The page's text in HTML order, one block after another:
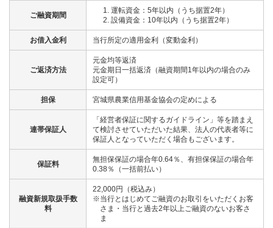
ご融資期間
運転資金：5年以内（うち据置2年）
設備資金：10年以内（うち据置2年）
お借入金利 当行所定の適用金利（変動金利）
ご返済方法
元金均等返済
元金期日一括返済（融資期間1年以内の場合のみ
設定可）
担保 宮城県農業信用基金協会の定めによる
連帯保証人
「経営者保証に関するガイドライン」等を踏まえ
て検討させていただいた結果、法人の代表者等に
保証人となっていただく場合もございます。
保証料
無担保保証の場合年0.64％、有担保保証の場合年
0.38％（一括前払い）
融資新規取扱手数
料
22,000円（税込み）
※当行とはじめてご融資のお取引をいただくお客
さま・当行と過去2年以上ご融資のないお客さ
ま